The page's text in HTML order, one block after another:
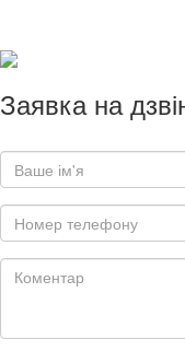
Заявка на